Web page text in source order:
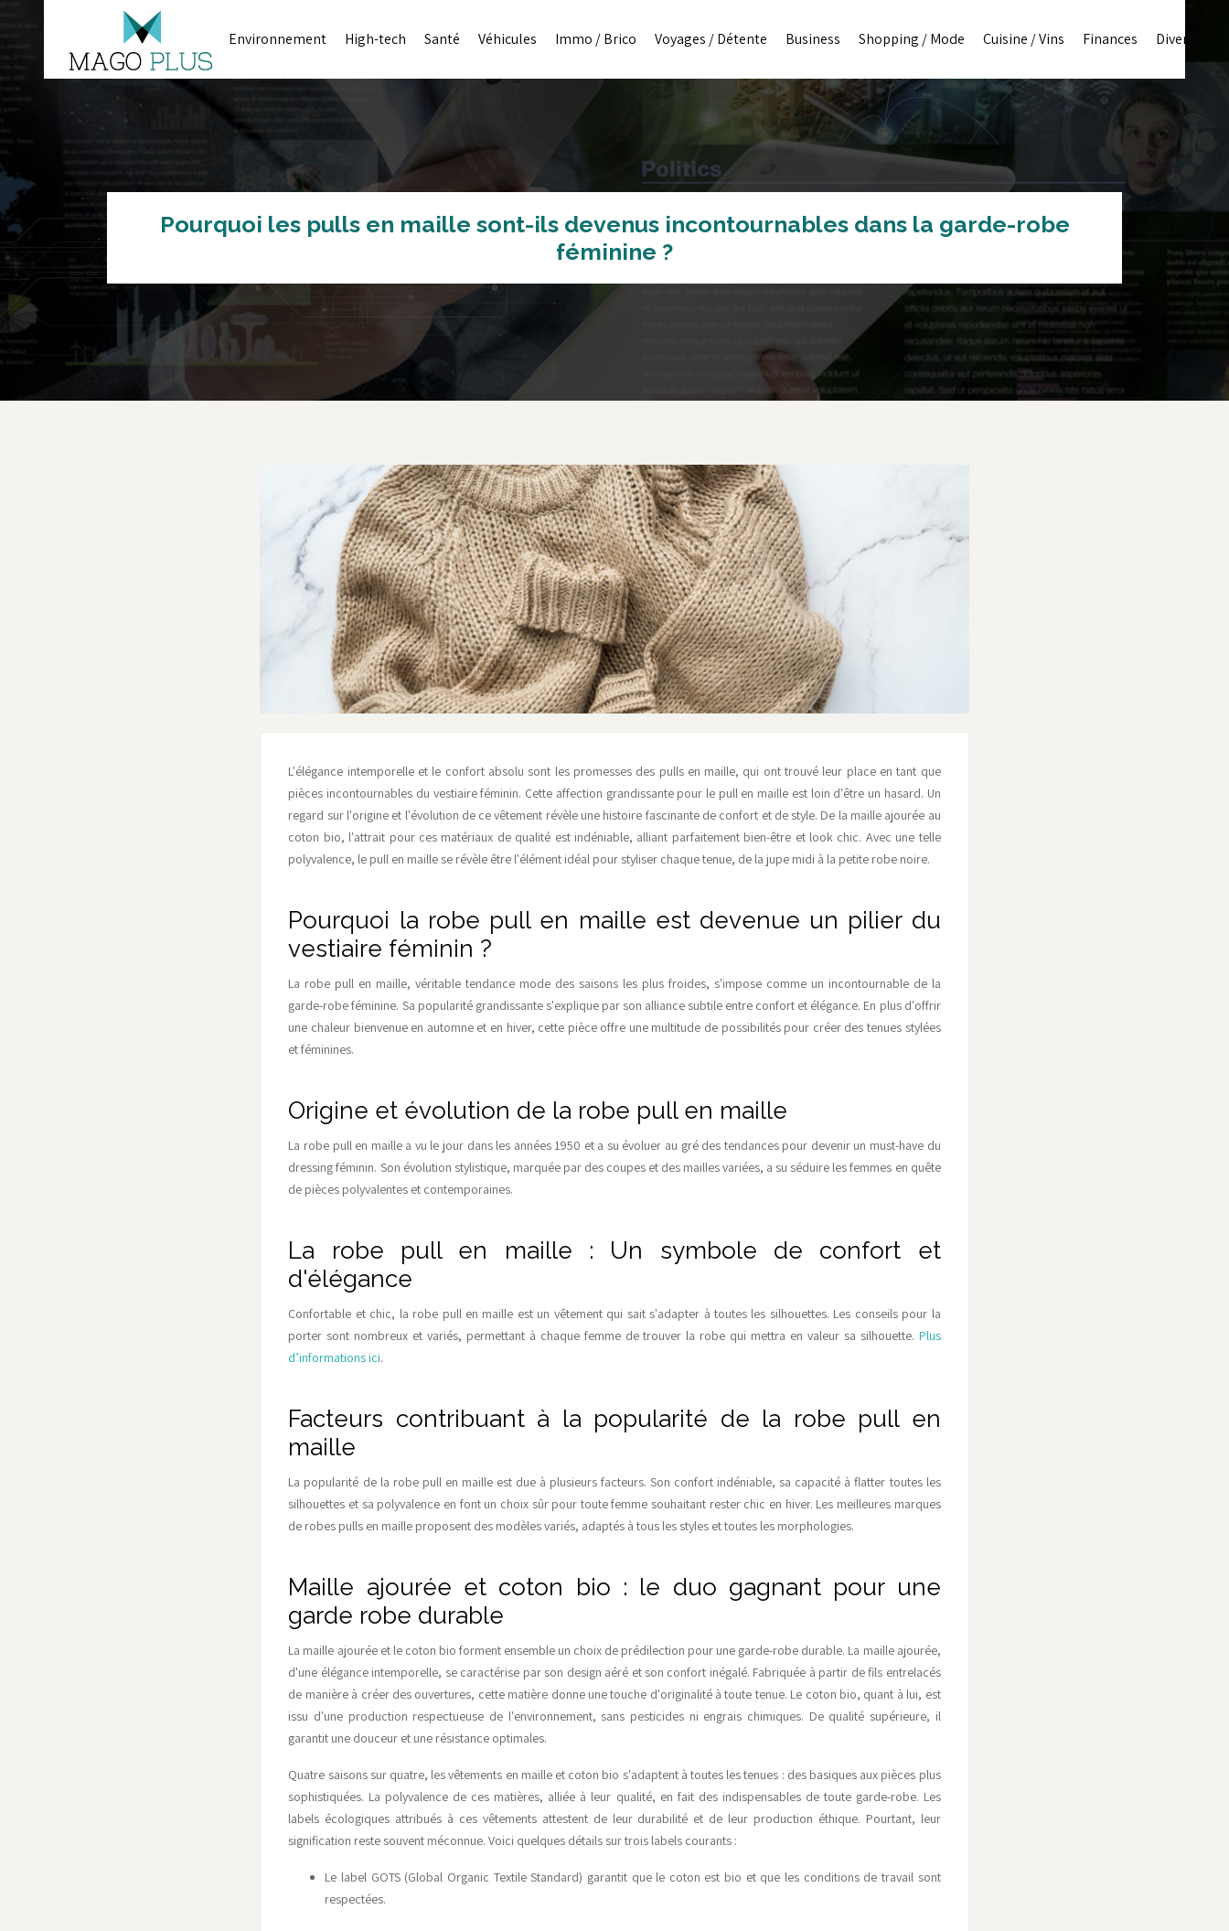
Environnement High-tech Santé Véhicules Immo / Brico Voyages / Détente Business Shopping / Mode Cuisine / Vins Finances Divers
Pourquoi les pulls en maille sont-ils devenus incontournables dans la garde-robe
féminine ?
L'élégance intemporelle et le confort absolu sont les promesses des pulls en maille, qui ont trouvé leur place en tant que
pièces incontournables du vestiaire féminin. Cette affection grandissante pour le pull en maille est loin d'être un hasard. Un
regard sur l'origine et l'évolution de ce vêtement révèle une histoire fascinante de confort et de style. De la maille ajourée au
coton bio, l'attrait pour ces matériaux de qualité est indéniable, alliant parfaitement bien-être et look chic. Avec une telle
polyvalence, le pull en maille se révèle être l'élément idéal pour styliser chaque tenue, de la jupe midi à la petite robe noire.
Pourquoi la robe pull en maille est devenue un pilier du
vestiaire féminin ?
La robe pull en maille, véritable tendance mode des saisons les plus froides, s'impose comme un incontournable de la
garde-robe féminine. Sa popularité grandissante s'explique par son alliance subtile entre confort et élégance. En plus d'offrir
une chaleur bienvenue en automne et en hiver, cette pièce offre une multitude de possibilités pour créer des tenues stylées
et féminines.
Origine et évolution de la robe pull en maille
La robe pull en maille a vu le jour dans les années 1950 et a su évoluer au gré des tendances pour devenir un must-have du
dressing féminin. Son évolution stylistique, marquée par des coupes et des mailles variées, a su séduire les femmes en quête
de pièces polyvalentes et contemporaines.
La robe pull en maille : Un symbole de confort et
d'élégance
Confortable et chic, la robe pull en maille est un vêtement qui sait s'adapter à toutes les silhouettes. Les conseils pour la
porter sont nombreux et variés, permettant à chaque femme de trouver la robe qui mettra en valeur sa silhouette. Plus
d’informations ici.
Facteurs contribuant à la popularité de la robe pull en
maille
La popularité de la robe pull en maille est due à plusieurs facteurs. Son confort indéniable, sa capacité à flatter toutes les
silhouettes et sa polyvalence en font un choix sûr pour toute femme souhaitant rester chic en hiver. Les meilleures marques
de robes pulls en maille proposent des modèles variés, adaptés à tous les styles et toutes les morphologies.
Maille ajourée et coton bio : le duo gagnant pour une
garde robe durable
La maille ajourée et le coton bio forment ensemble un choix de prédilection pour une garde-robe durable. La maille ajourée,
d'une élégance intemporelle, se caractérise par son design aéré et son confort inégalé. Fabriquée à partir de fils entrelacés
de manière à créer des ouvertures, cette matière donne une touche d'originalité à toute tenue. Le coton bio, quant à lui, est
issu d'une production respectueuse de l'environnement, sans pesticides ni engrais chimiques. De qualité supérieure, il
garantit une douceur et une résistance optimales.
Quatre saisons sur quatre, les vêtements en maille et coton bio s'adaptent à toutes les tenues : des basiques aux pièces plus
sophistiquées. La polyvalence de ces matières, alliée à leur qualité, en fait des indispensables de toute garde-robe. Les
labels écologiques attribués à ces vêtements attestent de leur durabilité et de leur production éthique. Pourtant, leur
signification reste souvent méconnue. Voici quelques détails sur trois labels courants :
Le label GOTS (Global Organic Textile Standard) garantit que le coton est bio et que les conditions de travail sont
respectées.